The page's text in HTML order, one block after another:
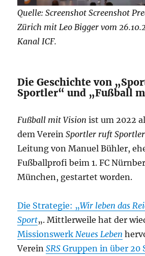
Quelle: Screenshot Screenshot
Zürich mit Leo Bigger vom
Kanal ICF.
Die Geschichte von
Sportler“ und „Fußball
Fußball mit Vision ist um 2022
dem VereinSportler ruft Sportler
Leitung von Manuel Bühler,
Fußballprofi beim 1. FC
München, gestartet worden.
Die Strategie: „Wir leben das
Sport„. Mittlerweile hat der
Missionswerk Neues Leben
VereinSRSGruppen in über 20